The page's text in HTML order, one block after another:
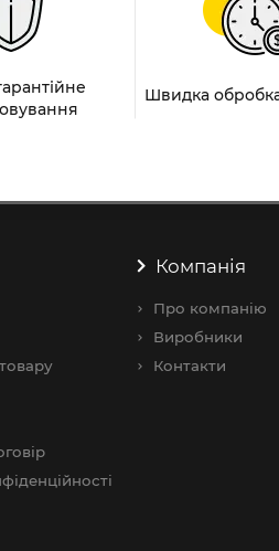
Швидка
Компанія
Про компанію
Виробники
Контакти